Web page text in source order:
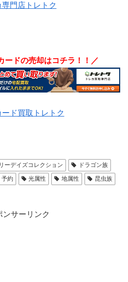
専門店トレトク
ードの売却はコチラ！！／
ド買取トレトク
ーデイズコレクション
ドラゴン族
予約 光属性 地属性
昆虫族
ンサーリンク